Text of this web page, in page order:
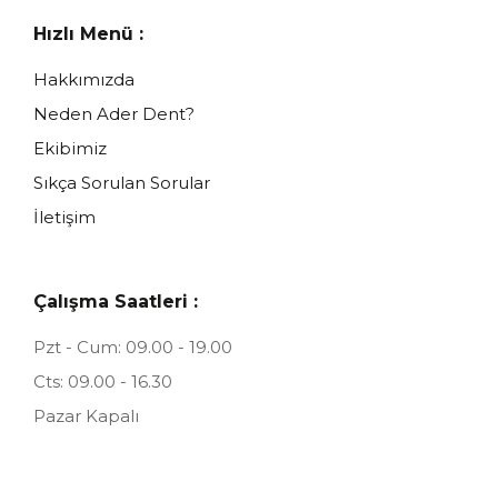
Hızlı Menü :
Hakkımızda
Neden Ader Dent?
Ekibimiz
Sıkça Sorulan Sorular
İletişim
Çalışma Saatleri :
Pzt - Cum: 09.00 - 19.00
Cts: 09.00 - 16.30
Pazar Kapalı